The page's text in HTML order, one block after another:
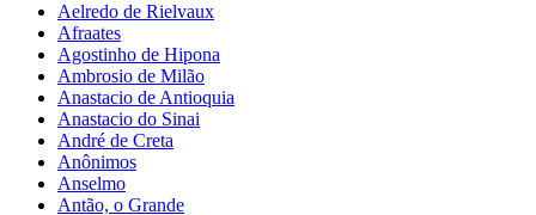
Aelredo de Rielvaux
Afraates
Agostinho de Hipona
Ambrosio de Milão
Anastacio de Antioquia
Anastacio do Sinai
André de Creta
Anônimos
Anselmo
Antão, o Grande